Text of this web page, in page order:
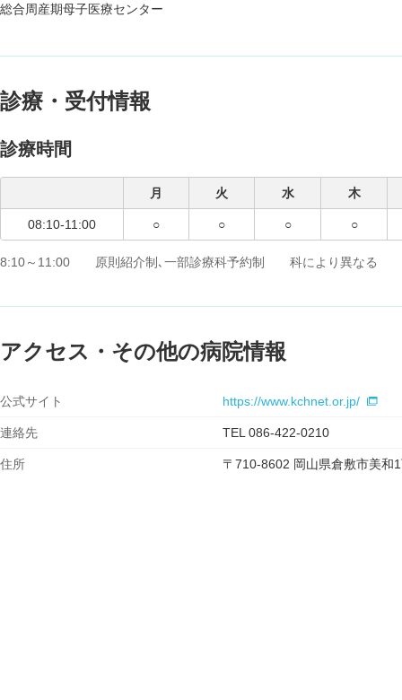
総合周産期母子医療センター
診療・受付情報
診療時間
月 火 水 木
08:10-11:00 ○ ○ ○ ○
8:10～11:00 原則紹介制､一部診療科予約制 科により異なる
アクセス・その他の病院情報
公式サイト https://www.kchnet.or.jp/
連絡先 TEL 086-422-0210
住所 〒710-8602 岡山県倉敷市美和